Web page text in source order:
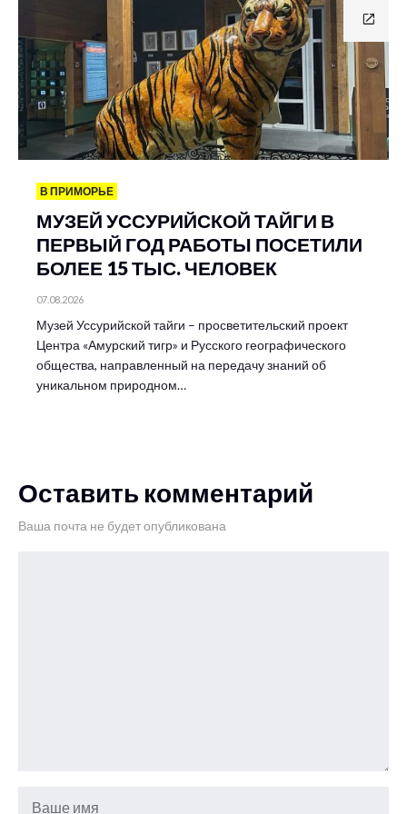
В ПРИМОРЬЕ
МУЗЕЙ УССУРИЙСКОЙ ТАЙГИ В
ПЕРВЫЙ ГОД РАБОТЫ ПОСЕТИЛИ
БОЛЕЕ 15 ТЫС. ЧЕЛОВЕК
07.08.2026
Музей Уссурийской тайги – просветительский проект
Центра «Амурский тигр» и Русского географического
общества, направленный на передачу знаний об
уникальном природном…
Оставить комментарий
Ваша почта не будет опубликована